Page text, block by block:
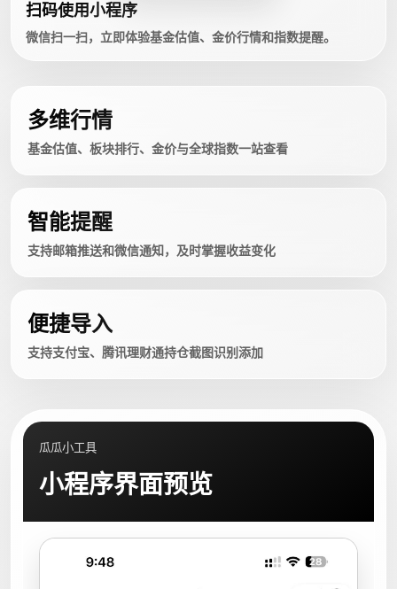
扫码使用小程序
微信扫一扫，立即体验基金估值、金价行情和指数提醒。
多维行情
基金估值、板块排行、金价与全球指数一站查看
智能提醒
支持邮箱推送和微信通知，及时掌握收益变化
便捷导入
支持支付宝、腾讯理财通持仓截图识别添加
瓜瓜小工具
小程序界面预览